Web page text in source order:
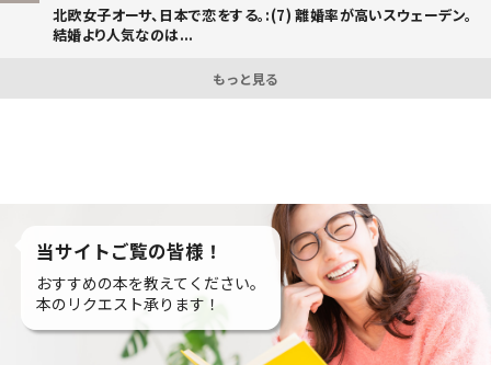
北欧女子オーサ、日本で恋をする。:(7) 離婚率が高いスウェーデン。
結婚より人気なのは...
もっと見る
当サイトご覧の皆様！
おすすめの本を教えてください。
本のリクエスト承ります！